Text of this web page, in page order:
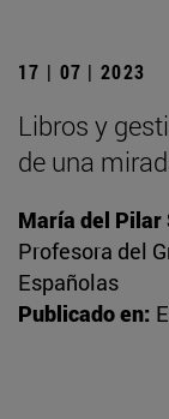
17 | 07 | 2023
Libros y
de una
María del Pilar
Profesora del
Españolas
Publicado en: